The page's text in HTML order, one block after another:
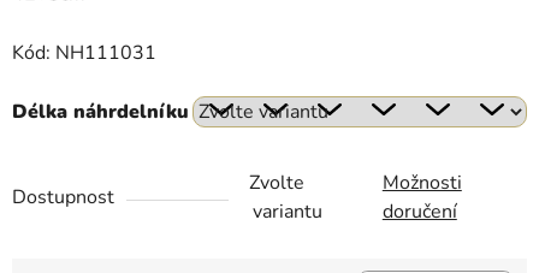
Kód: NH111031
Délka náhrdelníku
Dostupnost
Zvolte
variantu
Možnosti
doručení